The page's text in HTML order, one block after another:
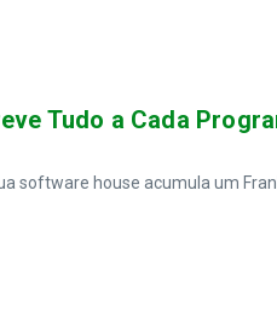
Tudo a Cada
software house acumula um